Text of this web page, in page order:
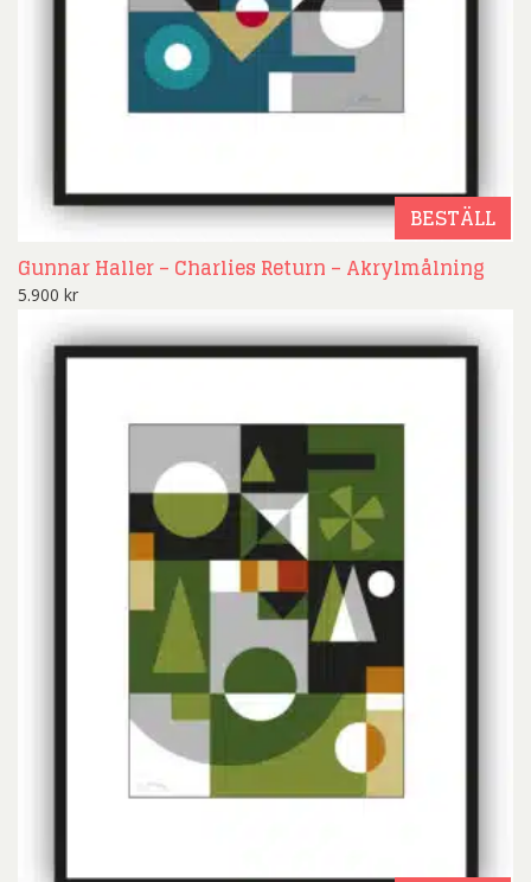
BESTÄLL
Gunnar Haller – Charlies Return – Akrylmålning
5.900 kr